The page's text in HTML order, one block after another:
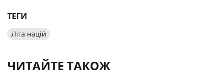
ТЕГИ
Ліга націй
ЧИТАЙТЕ ТАКОЖ